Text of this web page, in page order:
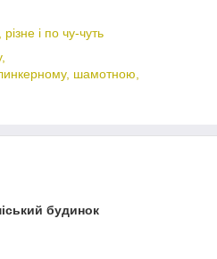
і по чу-чуть
шамотною,
будинок